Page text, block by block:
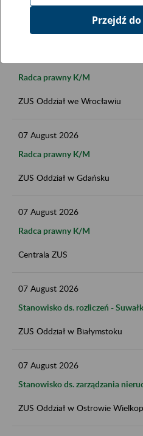
FILTRUJ
Radca prawny K/M
ZUS Oddział we Wrocławiu
07 August 2026
Radca prawny K/M
ZUS Oddział w Gdańsku
07 August 2026
Radca prawny K/M
Centrala ZUS
07 August 2026
Stanowisko ds. rozliczeń -
ZUS Oddział w Białymstoku
07 August 2026
Stanowisko ds. zarządzania
ZUS Oddział w Ostrowie
Przejdź